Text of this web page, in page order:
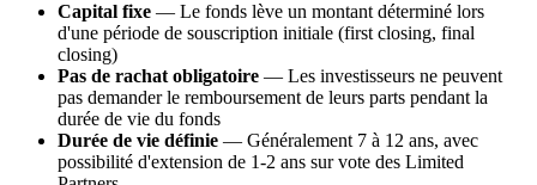
Capital fixe — Le fonds lève un montant déterminé lors
d'une période de souscription initiale (first closing, final
closing)
Pas de rachat obligatoire — Les investisseurs ne peuvent
pas demander le remboursement de leurs parts pendant la
durée de vie du fonds
Durée de vie définie — Généralement 7 à 12 ans, avec
possibilité d'extension de 1-2 ans sur vote des Limited